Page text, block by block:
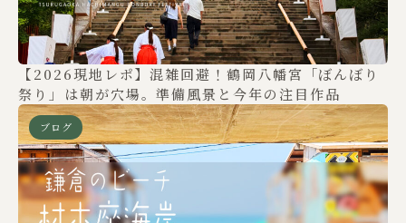
【2026現地レポ】混雑回避！鶴岡八幡宮「ぼんぼり
祭り」は朝が穴場。準備風景と今年の注目作品
ブログ